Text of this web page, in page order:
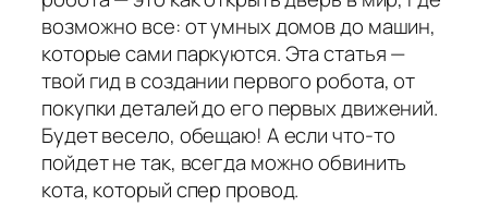
возможно все: от умных домов до машин,
которые сами паркуются. Эта статья —
твой гид в создании первого робота, от
покупки деталей до его первых движений.
Будет весело, обещаю! А если что-то
пойдет не так, всегда можно обвинить
кота, который спер провод.